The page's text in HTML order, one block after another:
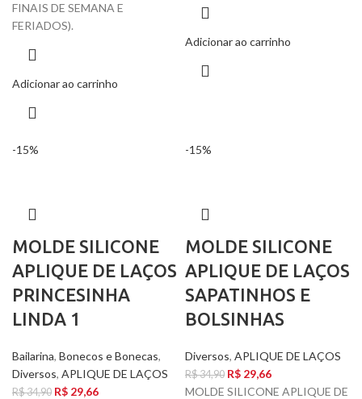
FINAIS DE SEMANA E
FERIADOS).
Adicionar ao carrinho
Adicionar ao carrinho
-15%
MOLDE SILICONE
APLIQUE DE LAÇOS
PRINCESINHA
LINDA 1
Bailarina, Bonecos e Bonecas,
Diversos, APLIQUE DE LAÇOS
R$34,90 R$ 29,66
-15%
MOLDE SILICONE
APLIQUE DE LAÇOS
SAPATINHOS E
BOLSINHAS
Diversos, APLIQUE DE LAÇOS
R$34,90 R$ 29,66
MOLDE SILICONE APLIQUE DE